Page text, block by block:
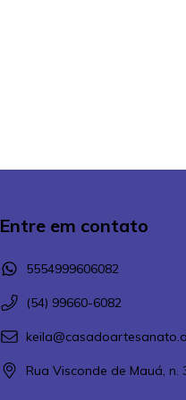
Entre em contato
5554999606082
(54) 99660-6082
Rua Visconde de Mauá, n.